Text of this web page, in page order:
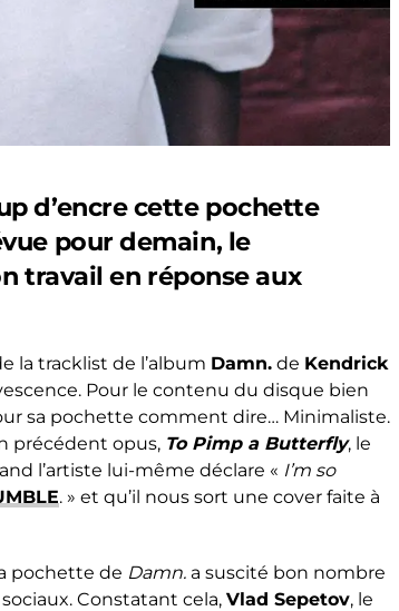
d’encre cette pochette
pour demain, le
travail en réponse aux
la tracklist de l’album Damn. de Kendrick
Pour le contenu du disque bien
sa pochette comment dire… Minimaliste.
précédent opus, To Pimp a Butterfly, le
l’artiste lui-même déclare « I’m so
. » et qu’il nous sort une cover faite à
pochette de Damn. a suscité bon nombre
Constatant cela, Vlad Sepetov, le